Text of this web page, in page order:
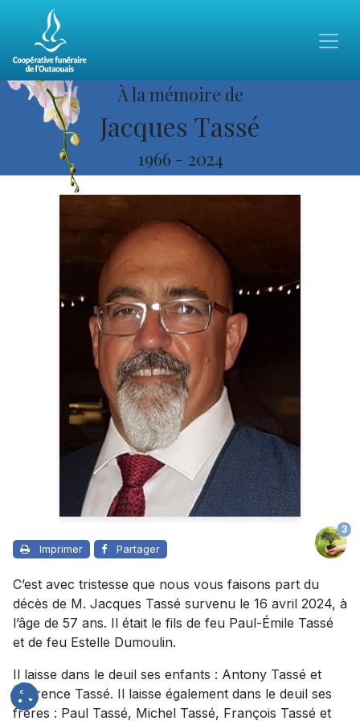
À la mémoire de
Jacques Tassé
1966 - 2024
Imprimer Partager
3
C’est avec tristesse que nous vous faisons part du
décès de M. Jacques Tassé survenu le 16 avril 2024, à
l’âge de 57 ans. Il était le fils de feu Paul-Émile Tassé
et de feu Estelle Dumoulin.
Il laisse dans le deuil ses enfants : Antony Tassé et
Laurence Tassé. Il laisse également dans le deuil ses
frères : Paul Tassé, Michel Tassé, François Tassé et